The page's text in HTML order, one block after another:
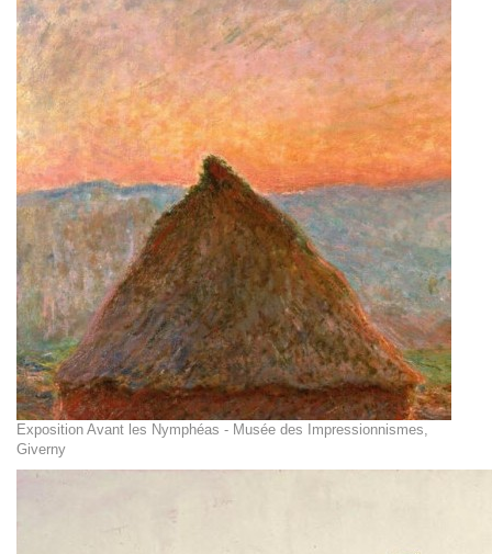
Exposition Avant les Nymphéas - Musée des Impressionnismes,
Giverny